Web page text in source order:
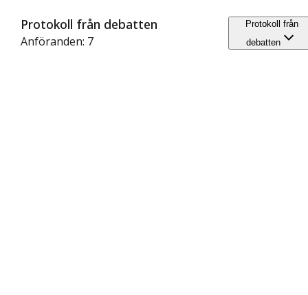
Protokoll från debatten
Anföranden: 7
Protokoll från
debatten